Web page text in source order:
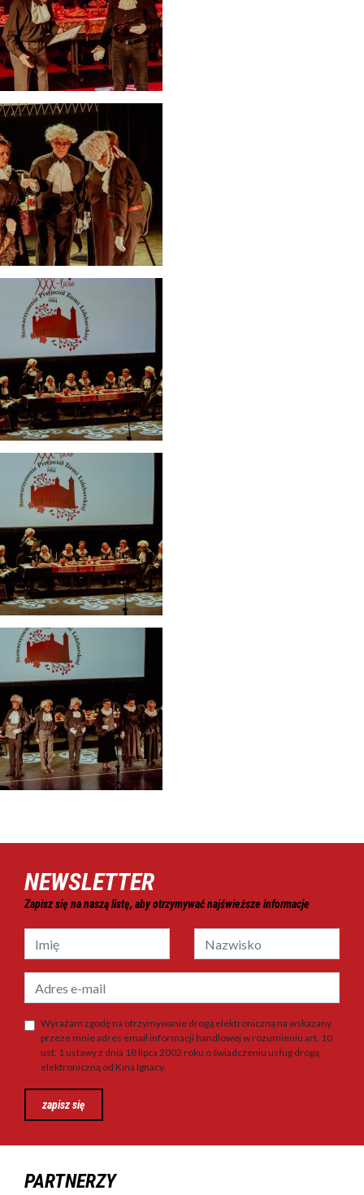
NEWSLETTER
Zapisz się na naszą listę, aby otrzymywać najświeższe informacje
Wyrażam zgodę na otrzymywanie drogą elektroniczną na wskazany
przeze mnie adres email informacji handlowej w rozumieniu art. 10
ust. 1 ustawy z dnia 18 lipca 2002 roku o świadczeniu usług drogą
elektroniczną od Kina Ignacy.
zapisz się
PARTNERZY